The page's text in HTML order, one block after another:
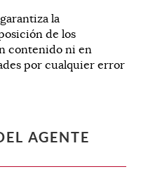
la
de los
contenido ni en
por cualquier error
AGENTE